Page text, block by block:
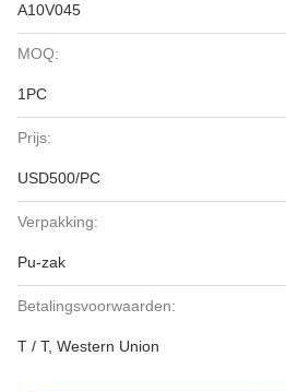
A10V045
MOQ:
1PC
Prijs:
USD500/PC
Verpakking:
Pu-zak
Betalingsvoorwaarden:
T / T, Western Union